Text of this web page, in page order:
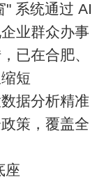
" 系统通过 AI
业群众办事
已在合肥、
短
据分析精准
策，覆盖全
座